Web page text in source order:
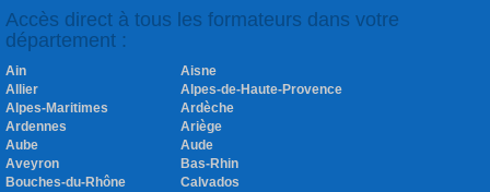
Accès direct à tous les formateurs dans votre
département :
Ain
Aisne
Allier
Alpes-de-Haute-Provence
Alpes-Maritimes
Ardèche
Ardennes
Ariège
Aube
Aude
Aveyron
Bas-Rhin
Bouches-du-Rhône
Calvados